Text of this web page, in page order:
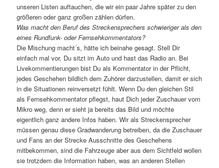
unseren Listen auftauchen, die wir ein paar Jahre später zu den
größeren oder ganz großen zählen dürfen.
Was macht den Beruf des Streckensprechers schwieriger als den
eines Rundfunk- oder Fernsehkommentators?
Die Mischung macht´s, hätte ich beinahe gesagt. Stell Dir
einfach mal vor, Du sitzt im Auto und hast das Radio an. Bei
Livekommentierungen bist Du als Kommentator in der Pflicht,
jedes Geschehen bildlich dem Zuhörer darzustellen, damit er sich
in die Situationen reinversetzt fühlt. Wenn Du den gleichen Stil
als Fernsehkommentator pflegst, haut Dich jeder Zuschauer vom
Mikro weg, denn er sieht ja bereits das Bild und möchte
eigentlich ganz andere Infos haben. Wir als Streckensprecher
müssen genau diese Gradwanderung betreiben, da die Zuschauer
und Fans an der Strecke Ausschnitte des Geschehens
mitbekommen, sind die Fahrzeuge aber aus dem Sichtfeld wollen
sie trotzdem die Information haben, was an anderen Stellen